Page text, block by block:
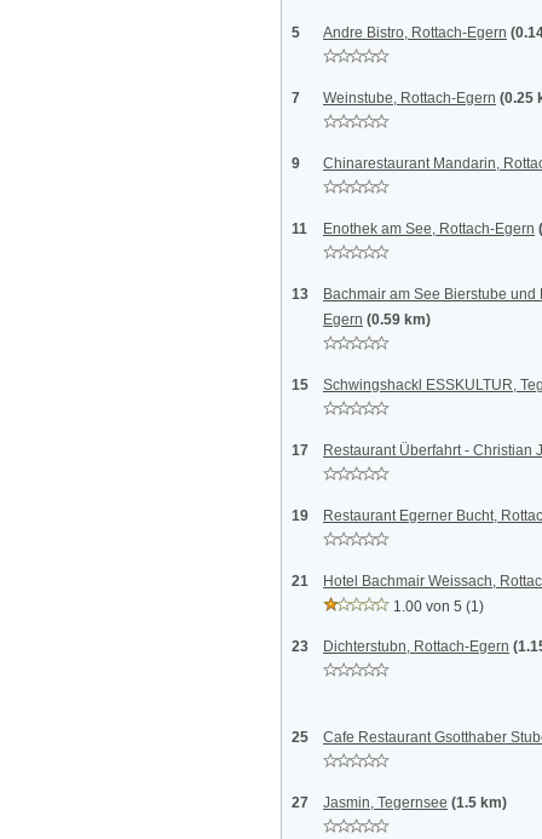
5 Andre Bistro, Rottach-Egern
7 Weinstube, Rottach-Egern (0.25
9 Chinarestaurant Mandarin,
11 Enothek am See, Rottach-Egern
13
Bachmair am See Bierstube
Egern (0.59 km)
15 Schwingshackl ESSKULTUR,
17 Restaurant Überfahrt - Christian
19 Restaurant Egerner Bucht,
21
Hotel Bachmair Weissach,
1.00 von 5 (1)
23 Dichterstubn, Rottach-Egern
25 Cafe Restaurant Gsotthaber
27 Jasmin, Tegernsee (1.5 km)